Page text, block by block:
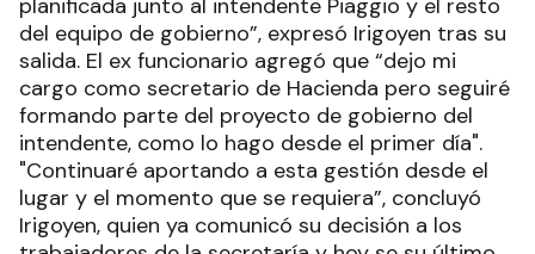
planificada junto al intendente Piaggio y el resto
del equipo de gobierno”, expresó Irigoyen tras su
salida. El ex funcionario agregó que “dejo mi
cargo como secretario de Hacienda pero seguiré
formando parte del proyecto de gobierno del
intendente, como lo hago desde el primer día".
"Continuaré aportando a esta gestión desde el
lugar y el momento que se requiera”, concluyó
Irigoyen, quien ya comunicó su decisión a los